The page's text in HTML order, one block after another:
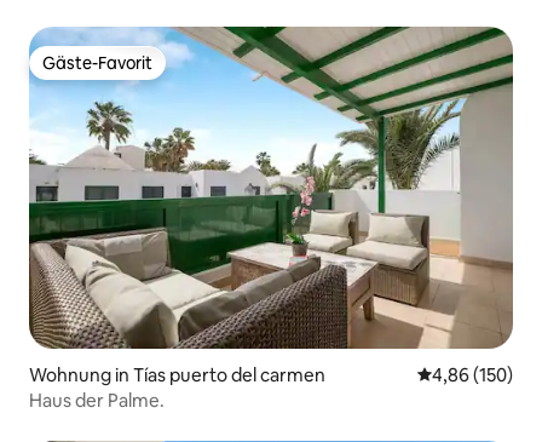
Gäste-Favorit
Gäste-Favorit
Wohnung in Tías puerto del carmen
4,86 (150)
Haus der Palme.